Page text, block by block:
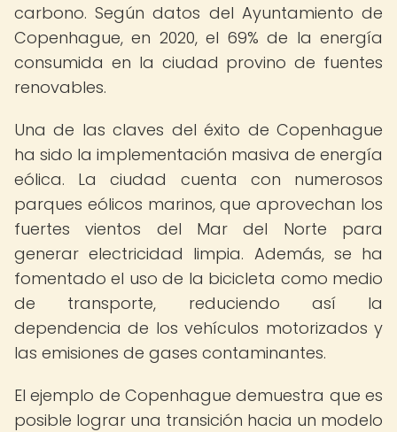
carbono. Según datos del Ayuntamiento de
Copenhague, en 2020, el 69% de la energía
consumida en la ciudad provino de fuentes
renovables.
Una de las claves del éxito de Copenhague
ha sido la implementación masiva de energía
eólica. La ciudad cuenta con numerosos
parques eólicos marinos, que aprovechan los
fuertes vientos del Mar del Norte para
generar electricidad limpia. Además, se ha
fomentado el uso de la bicicleta como medio
de transporte, reduciendo así la
dependencia de los vehículos motorizados y
las emisiones de gases contaminantes.
El ejemplo de Copenhague demuestra que es
posible lograr una transición hacia un modelo